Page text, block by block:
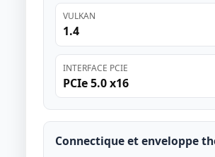
VULKAN
1.4
INTERFACE PCIE
PCIe 5.0 x16
Connectique et enveloppe